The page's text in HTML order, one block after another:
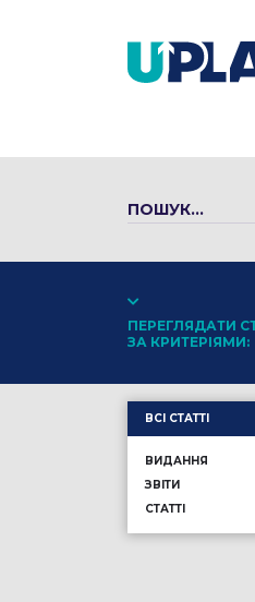
ПЕРЕГЛЯДАТИ
ЗА КРИТЕРІЯМИ:
ВСІ СТАТТІ
ВИДАННЯ
ЗВІТИ
СТАТТІ